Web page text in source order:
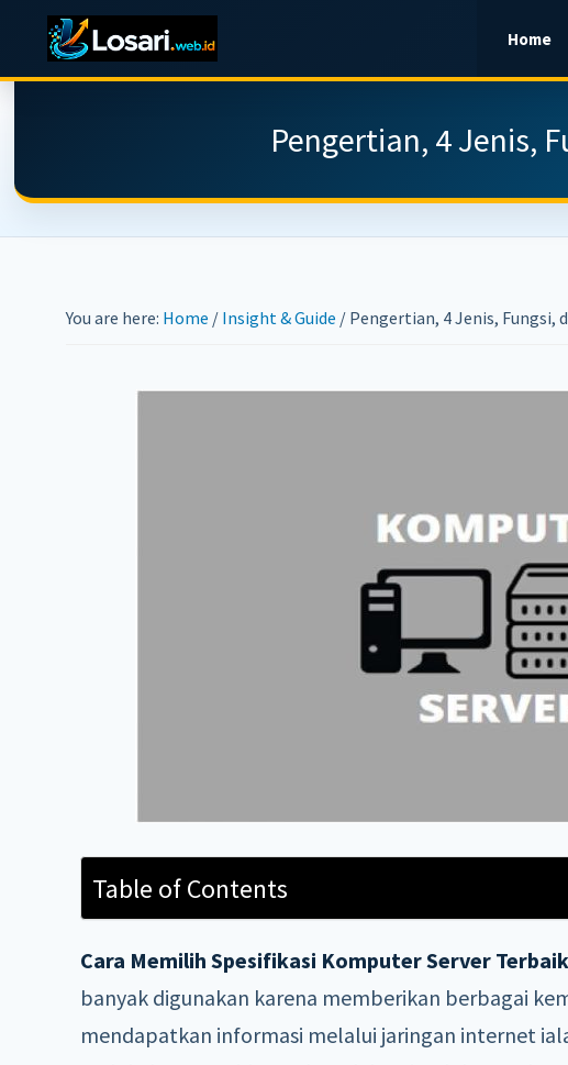
LOSARI
Jasa
Toko
Home
Pengertian, 4 Jenis,
You are here: Home / Insight & Guide /Pengertian, 4 Jenis, Fungsi,
Table of Contents
Cara Memilih Spesifikasi Komputer Server Terbaik
banyak digunakan karena memberikan berbagai
mendapatkan informasi melalui jaringan internet